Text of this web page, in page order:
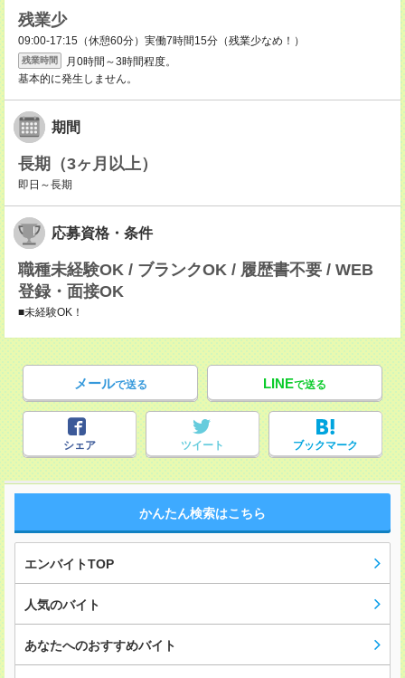
残業少
09:00-17:15（休憩60分）実働7時間15分（残業少なめ！）
残業時間
月0時間～3時間程度。
基本的に発生しません。
期間
長期（3ヶ月以上）
即日～長期
応募資格・条件
職種未経験OK / ブランクOK / 履歴書不要 / WEB
登録・面接OK
■未経験OK！
メールで送る LINEで送る
シェア ツイート ブックマーク
かんたん検索はこちら
エンバイトTOP
人気のバイト
あなたへのおすすめバイト